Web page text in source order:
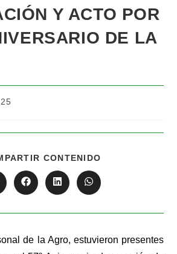
Y ACTO POR
DE LA
CONTENIDO
de la Agro, estuvieron presentes